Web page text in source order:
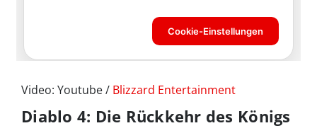
Video: Youtube / Blizzard Entertainment
Diablo 4: Die Rückkehr des Königs